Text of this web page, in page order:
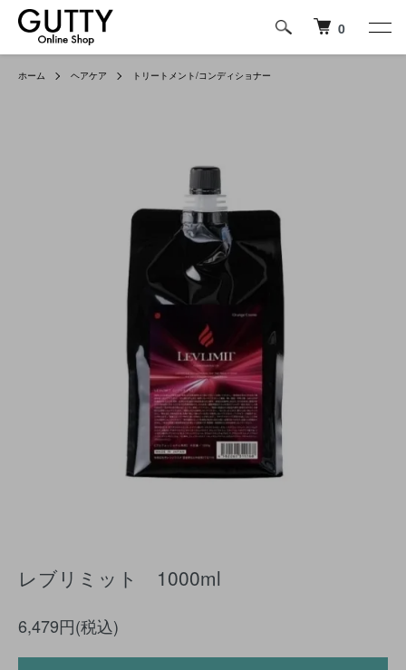
0
ホーム ヘアケア トリートメント/コンディショナー
レブリミット 1000ml
6,479円(税込)